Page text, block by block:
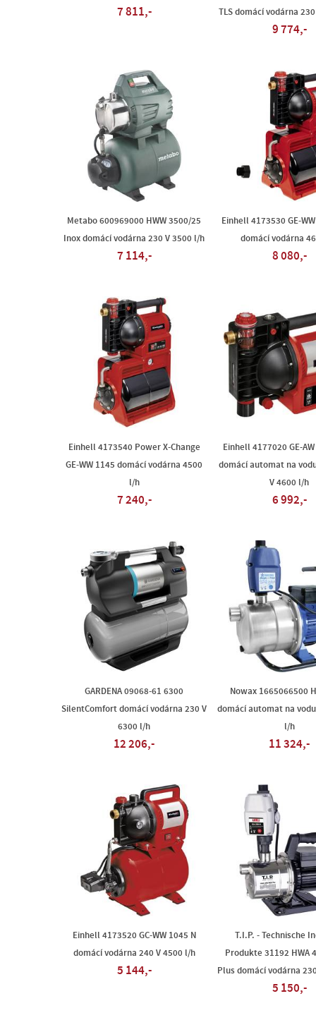
7 811,-
TLS domácí vodárna
9 774,-
Metabo 600969000 HWW 3500/25
Inox domácí vodárna 230 V 3500 l/h
7 114,-
Einhell 4173530 GE-
domácí vodárna
8 080,-
Einhell 4173540 Power X-Change
GE-WW 1145 domácí vodárna 4500
l/h
7 240,-
Einhell 4177020 GE-
domácí automat na
V 4600 l/h
6 992,-
GARDENA 09068-61 6300
SilentComfort domácí vodárna 230 V
6300 l/h
12 206,-
Nowax 1665066500
domácí automat na
l/h
11 324,-
Einhell 4173520 GC-WW 1045 N
domácí vodárna 240 V 4500 l/h
5 144,-
T.I.P. - Technische
Produkte 31192 HWA
Plus domácí vodárna
5 150,-